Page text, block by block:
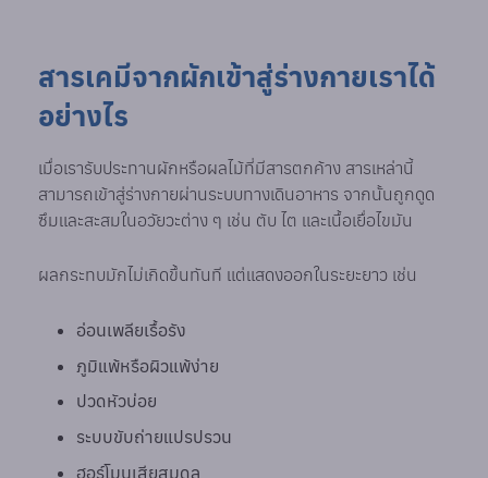
สารเคมีจากผักเข้าสู่ร่างกายเราได้
อย่างไร
เมื่อเรารับประทานผักหรือผลไม้ที่มีสารตกค้าง สารเหล่านี้
สามารถเข้าสู่ร่างกายผ่านระบบทางเดินอาหาร จากนั้นถูกดูด
ซึมและสะสมในอวัยวะต่าง ๆ เช่น ตับ ไต และเนื้อเยื่อไขมัน
ผลกระทบมักไม่เกิดขึ้นทันที แต่แสดงออกในระยะยาว เช่น
อ่อนเพลียเรื้อรัง
ภูมิแพ้หรือผิวแพ้ง่าย
ปวดหัวบ่อย
ระบบขับถ่ายแปรปรวน
ฮอร์โมนเสียสมดุล